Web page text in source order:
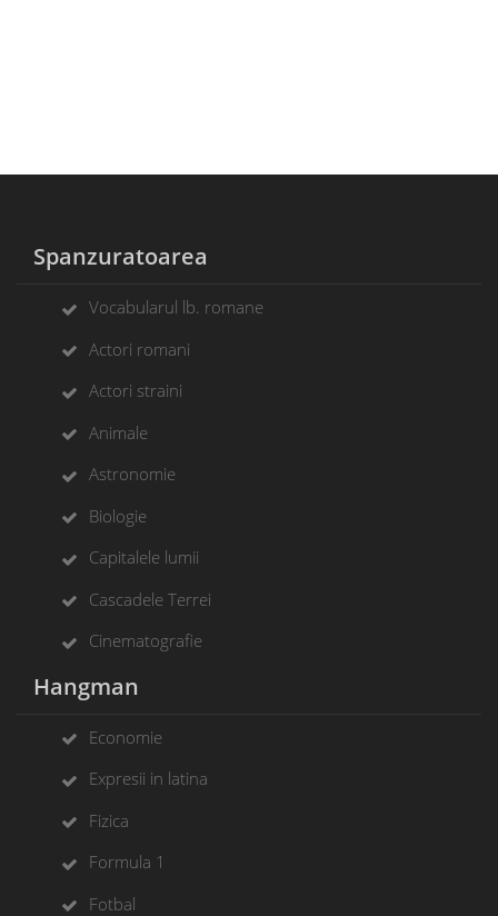
Spanzuratoarea
Vocabularul lb. romane
Actori romani
Actori straini
Animale
Astronomie
Biologie
Capitalele lumii
Cascadele Terrei
Cinematografie
Hangman
Economie
Expresii in latina
Fizica
Formula 1
Fotbal